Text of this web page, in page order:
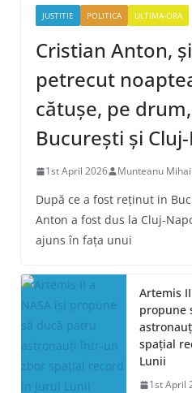
JUSTITIE POLITICA ULTIMA-ORA
Cristian Anton,
petrecut
cătușe, pe
București și
1st April 2026 Munteanu Mihai
După ce a fost reținut in
Anton a fost dus la Cluj-
ajuns în fața unui
Artemis
propune
spațial
Lunii
1st April